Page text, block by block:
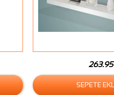
263.95
SEPETE